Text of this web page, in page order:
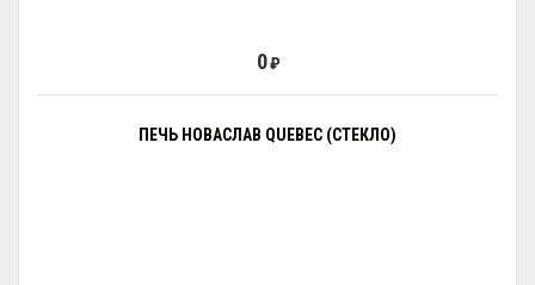
0₽
ПЕЧЬ НОВАСЛАВ QUEBEC (СТЕКЛО)